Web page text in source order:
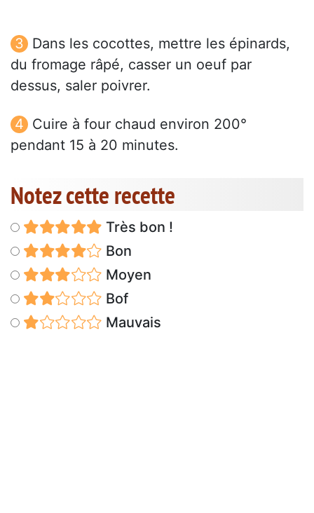
Dans les cocottes, mettre les épinards,
du fromage râpé, casser un oeuf par
dessus, saler poivrer.
Cuire à four chaud environ 200°
pendant 15 à 20 minutes.
Notez cette recette
Très bon !
Bon
Moyen
Bof
Mauvais